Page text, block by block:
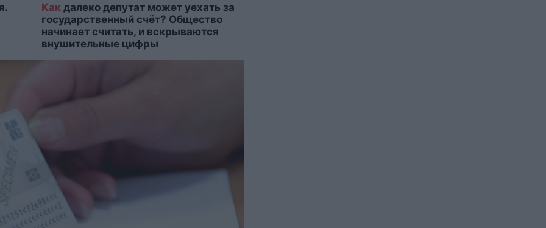
Как далеко депутат может уехать за
государственный счёт? Общество
начинает считать, и вскрываются
внушительные цифры